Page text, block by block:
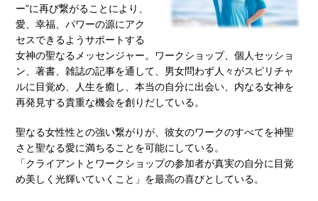
ー”に再び繋がることにより、
愛、幸福、パワーの源にアク
セスできるようサポートする
女神の聖なるメッセンジャー。ワークショップ、個人セッショ
ン、著書、雑誌の記事を通して、男女問わず人々がスピリチャ
ルに目覚め、人生を癒し、本当の自分に出会い、内なる女神を
再発見する貴重な機会を創りだしている。
聖なる女性性との強い繋がりが、彼女のワークのすべてを神聖
さと聖なる愛に満ちることを可能にしている。
「クライアントとワークショップの参加者が真実の自分に目覚
め美しく光輝いていくこと」を最高の喜びとしている。